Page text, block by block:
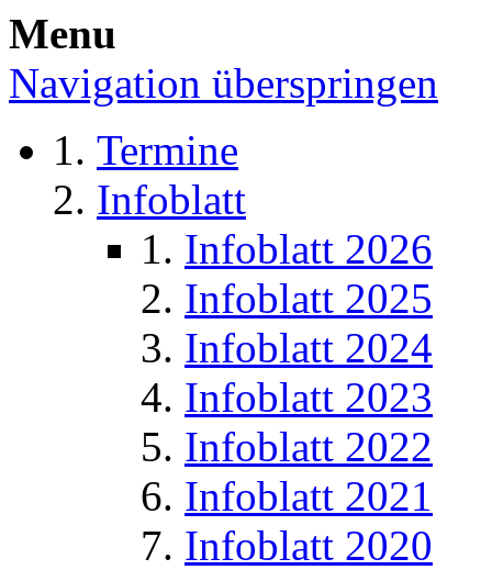
Menu
Navigation überspringen
Termine
Infoblatt
Infoblatt 2026
Infoblatt 2025
Infoblatt 2024
Infoblatt 2023
Infoblatt 2022
Infoblatt 2021
Infoblatt 2020